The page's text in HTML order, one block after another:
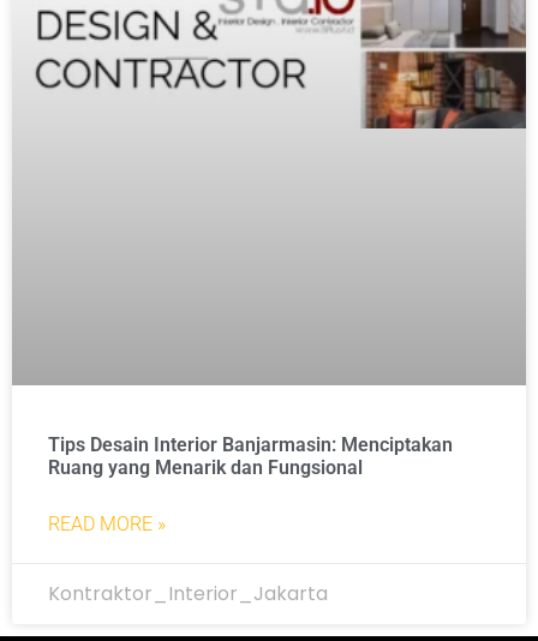
Tips Desain Interior Banjarmasin: Menciptakan
Ruang yang Menarik dan Fungsional
READ MORE »
Kontraktor_Interior_Jakarta